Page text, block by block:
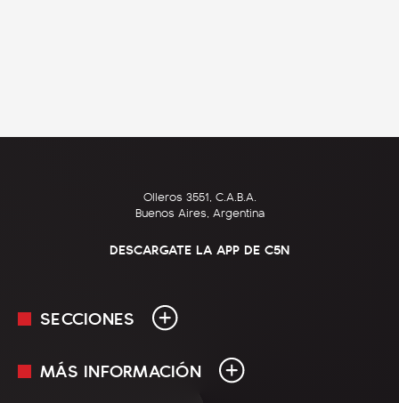
Olleros 3551, C.A.B.A.
Buenos Aires, Argentina
DESCARGATE LA APP DE C5N
SECCIONES
En Vivo
MÁS INFORMACIÓN